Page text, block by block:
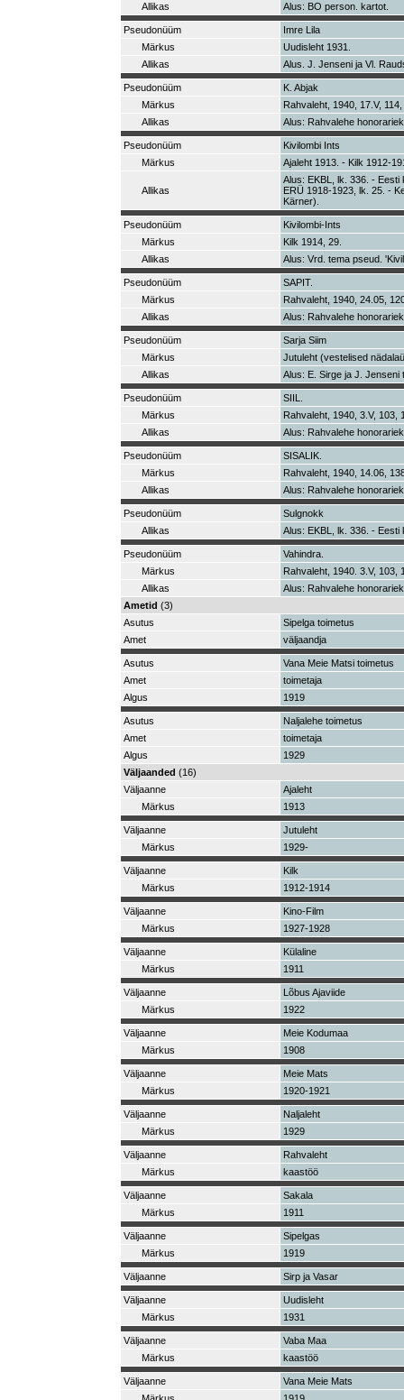
Allikas
Alus: BO person. kartot.
Pseudonüüm
Imre Lila
Märkus
Uudisleht 1931.
Allikas
Alus. J. Jenseni ja Vl.
Pseudonüüm
K. Abjak
Märkus
Rahvaleht, 1940, 17.V,
Allikas
Alus: Rahvalehe
Pseudonüüm
Kivilombi Ints
Märkus
Ajaleht 1913. - Kilk 1912-
Allikas
Alus: EKBL, lk. 336. -
ERÜ 1918-1923, lk. 25. -
Kärner).
Pseudonüüm
Kivilombi-Ints
Märkus
Kilk 1914, 29.
Allikas
Alus: Vrd. tema pseud.
Pseudonüüm
SAPIT.
Märkus
Rahvaleht, 1940, 24.05,
Allikas
Alus: Rahvalehe
Pseudonüüm
Sarja Siim
Märkus
Jutuleht (vestelised
Allikas
Alus: E. Sirge ja J. Jenseni
Pseudonüüm
SIIL.
Märkus
Rahvaleht, 1940, 3.V, 103,
Allikas
Alus: Rahvalehe
Pseudonüüm
SISALIK.
Märkus
Rahvaleht, 1940, 14.06,
Allikas
Alus: Rahvalehe
Pseudonüüm
Sulgnokk
Allikas
Alus: EKBL, lk. 336. -
Pseudonüüm
Vahindra.
Märkus
Rahvaleht, 1940. 3.V, 103,
Allikas
Alus: Rahvalehe
Ametid (3)
Asutus
Sipelga toimetus
Amet
väljaandja
Asutus
Vana Meie Matsi toimetus
Amet
toimetaja
Algus
1919
Asutus
Naljalehe toimetus
Amet
toimetaja
Algus
1929
Väljaanded (16)
Väljaanne
Ajaleht
Märkus
1913
Väljaanne
Jutuleht
Märkus
1929-
Väljaanne
Kilk
Märkus
1912-1914
Väljaanne
Kino-Film
Märkus
1927-1928
Väljaanne
Külaline
Märkus
1911
Väljaanne
Lõbus Ajaviide
Märkus
1922
Väljaanne
Meie Kodumaa
Märkus
1908
Väljaanne
Meie Mats
Märkus
1920-1921
Väljaanne
Naljaleht
Märkus
1929
Väljaanne
Rahvaleht
Märkus
kaastöö
Väljaanne
Sakala
Märkus
1911
Väljaanne
Sipelgas
Märkus
1919
Väljaanne Sirp ja Vasar
Väljaanne
Uudisleht
Märkus
1931
Väljaanne
Vaba Maa
Märkus
kaastöö
Väljaanne
Vana Meie Mats